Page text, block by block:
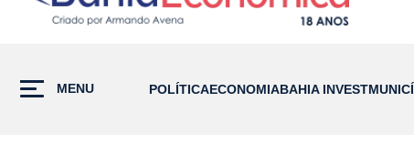
MENU POLÍTICAECONOMIABAHIA INVEST